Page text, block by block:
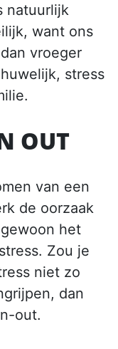
natuurlijk
want ons
vroeger
stress
OUT
van een
de oorzaak
het
Zou je
niet zo
dan
out.